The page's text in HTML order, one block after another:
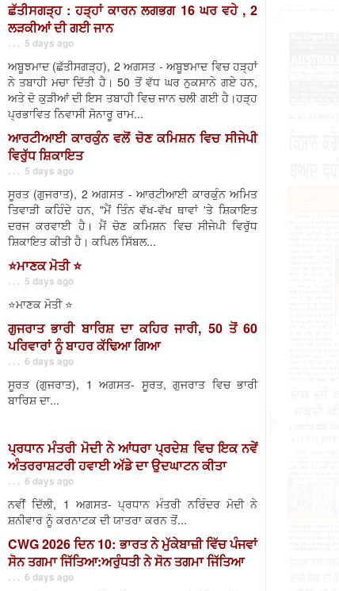
ਛੱਤੀਸਗੜ੍ਹ : ਹੜ੍ਹਾਂ ਕਾਰਨ ਲਗਭਗ 16 ਘਰ ਵਹੇ , 2
ਲੜਕੀਆਂ ਦੀ ਗਈ ਜਾਨ
. . . 5 days ago
ਅਬੂਝਮਾਦ (ਛੱਤੀਸਗੜ੍ਹ), 2 ਅਗਸਤ - ਅਬੂਝਮਾਦ ਵਿਚ ਹੜ੍ਹਾਂ
ਨੇ ਤਬਾਹੀ ਮਚਾ ਦਿੱਤੀ ਹੈ। 50 ਤੋਂ ਵੱਧ ਘਰ ਨੁਕਸਾਨੇ ਗਏ ਹਨ,
ਅਤੇ ਦੋ ਕੁੜੀਆਂ ਦੀ ਇਸ ਤਬਾਹੀ ਵਿਚ ਜਾਨ ਚਲੀ ਗਈ ਹੈ।ਹੜ੍ਹ
ਪ੍ਰਭਾਵਿਤ ਨਿਵਾਸੀ ਸੋਨਾਰੂ ਰਾਮ...
ਆਰਟੀਆਈ ਕਾਰਕੁੰਨ ਵਲੋਂ ਚੋਣ ਕਮਿਸ਼ਨ ਵਿਚ ਸੀਜੇਪੀ
ਵਿਰੁੱਧ ਸ਼ਿਕਾਇਤ
. . . 5 days ago
ਸੂਰਤ (ਗੁਜਰਾਤ), 2 ਅਗਸਤ - ਆਰਟੀਆਈ ਕਾਰਕੁੰਨ ਅਮਿਤ
ਤਿਵਾੜੀ ਕਹਿੰਦੇ ਹਨ, "ਮੈਂ ਤਿੰਨ ਵੱਖ-ਵੱਖ ਥਾਵਾਂ 'ਤੇ ਸ਼ਿਕਾਇਤ
ਦਰਜ ਕਰਵਾਈ ਹੈ। ਮੈਂ ਚੋਣ ਕਮਿਸ਼ਨ ਵਿਚ ਸੀਜੇਪੀ ਵਿਰੁੱਧ
ਸ਼ਿਕਾਇਤ ਕੀਤੀ ਹੈ। ਕਪਿਲ ਸਿੱਬਲ...
⭐️ਮਾਣਕ ਮੋਤੀ ⭐️
. . . 5 days ago
⭐️ਮਾਣਕ ਮੋਤੀ ⭐️
ਗੁਜਰਾਤ ਭਾਰੀ ਬਾਰਿਸ਼ ਦਾ ਕਹਿਰ ਜਾਰੀ, 50 ਤੋਂ 60
ਪਰਿਵਾਰਾਂ ਨੂੰ ਬਾਹਰ ਕੱਢਿਆ ਗਿਆ
. . . 6 days ago
ਸੂਰਤ (ਗੁਜਰਾਤ), 1 ਅਗਸਤ- ਸੂਰਤ, ਗੁਜਰਾਤ ਵਿਚ ਭਾਰੀ
ਬਾਰਿਸ਼ ਦਾ...
ਪ੍ਰਧਾਨ ਮੰਤਰੀ ਮੋਦੀ ਨੇ ਆਂਧਰਾ ਪ੍ਰਦੇਸ਼ ਵਿਚ ਇਕ ਨਵੇਂ
ਅੰਤਰਰਾਸ਼ਟਰੀ ਹਵਾਈ ਅੱਡੇ ਦਾ ਉਦਘਾਟਨ ਕੀਤਾ
. . . 6 days ago
ਨਵੀਂ ਦਿੱਲੀ, 1 ਅਗਸਤ- ਪ੍ਰਧਾਨ ਮੰਤਰੀ ਨਰਿੰਦਰ ਮੋਦੀ ਨੇ
ਸ਼ਨੀਵਾਰ ਨੂੰ ਕਰਨਾਟਕ ਦੀ ਯਾਤਰਾ ਕਰਨ ਤੋਂ...
CWG 2026 ਦਿਨ 10: ਭਾਰਤ ਨੇ ਮੁੱਕੇਬਾਜ਼ੀ ਵਿੱਚ ਪੰਜਵਾਂ
ਸੋਨ ਤਗਮਾ ਜਿੱਤਿਆ:ਅਰੁੰਧਤੀ ਨੇ ਸੋਨ ਤਗਮਾ ਜਿੱਤਿਆ
. . . 6 days ago